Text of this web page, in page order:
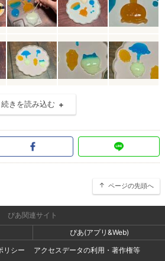
続きを読み込む
ページの先頭へ
ぴあ関連サイト
ぴあ(アプリ&Web)
リシー
アクセスデータの利用・著作権等